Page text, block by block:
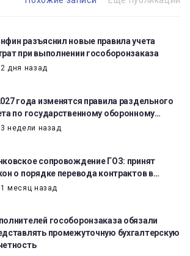
разъяснил новые правила учета
при выполнении гособоронзаказа
2 дня назад
года изменятся правила раздельного
по государственному оборонному…
3 недели назад
сопровождение ГОЗ: принят
о порядке перевода контрактов в…
1 месяц назад
гособоронзаказа обязали
промежуточную бухгалтерскую